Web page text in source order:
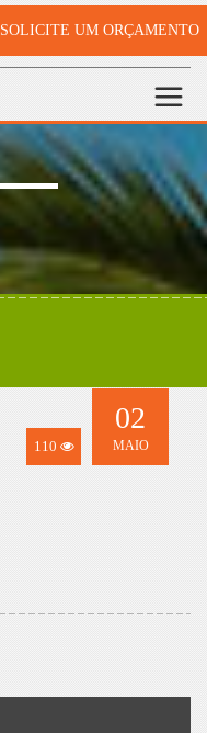
SOLICITE UM ORÇAMENTO
110
02
MAIO